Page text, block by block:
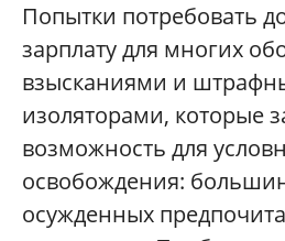
Попытки потребовать
зарплату для многих
взысканиями и
изоляторами, которые
возможность для
освобождения:
осужденных